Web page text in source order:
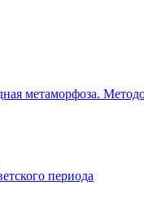
метаморфоза.
периода